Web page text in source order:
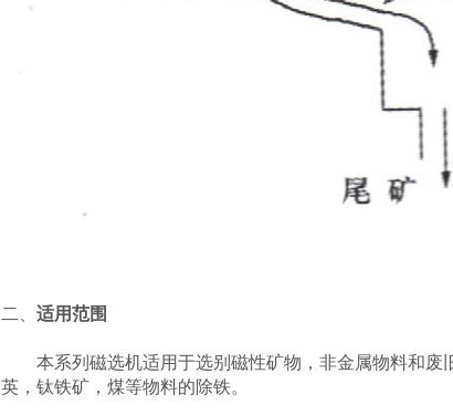
二、 适用范围
本系列磁选机适用于选别磁性矿物，非金属物料和
英，钛铁矿，煤等物料的除铁。